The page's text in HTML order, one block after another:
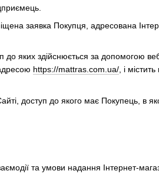
заявка Покупця, адресована
до яких здійснюється за
https://mattras.com.ua/, і
доступ до якого має Покупець, в
та умови надання Інтернет-